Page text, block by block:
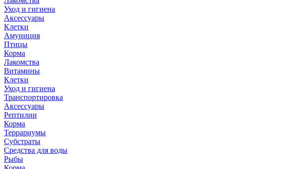
Уход и гигиена
Аксессуары
Клетки
Амуниция
Птицы
Корма
Лакомства
Витамины
Клетки
Уход и гигиена
Транспортировка
Аксессуары
Рептилии
Корма
Террариумы
Субстраты
Средства для воды
Рыбы